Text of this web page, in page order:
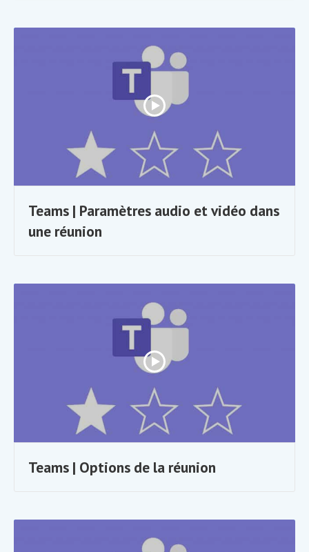
Teams | Paramètres audio et vidéo dans
une réunion
Teams | Options de la réunion